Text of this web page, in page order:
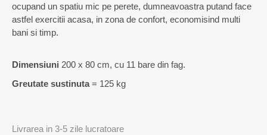
ocupand un spatiu mic pe perete, dumneavoastra putand face
astfel exercitii acasa, in zona de confort, economisind multi
bani si timp.
Dimensiuni 200 x 80 cm, cu 11 bare din fag.
Greutate sustinuta= 125 kg
Livrarea in 3-5 zile lucratoare